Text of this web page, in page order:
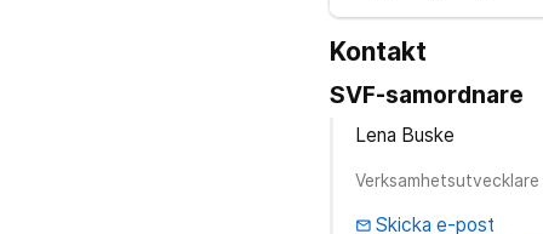
Kontakt
SVF-samordnare
Lena Buske
Verksamhetsutvecklare
email Skicka e-post